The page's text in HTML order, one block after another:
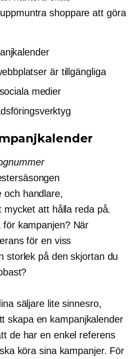
shoppare att göra
är tillgängliga
medier
och handlare,
mycket att hålla reda på.
för kampanjen? När
för en viss
storlek på den skjortan du
säljare lite sinnesro,
skapa en kampanjkalender
de har en enkel referens
köra sina kampanjer. För